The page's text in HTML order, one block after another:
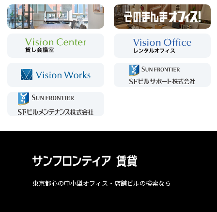
東京都心の中小型オフィス・店舗ビルの検索なら